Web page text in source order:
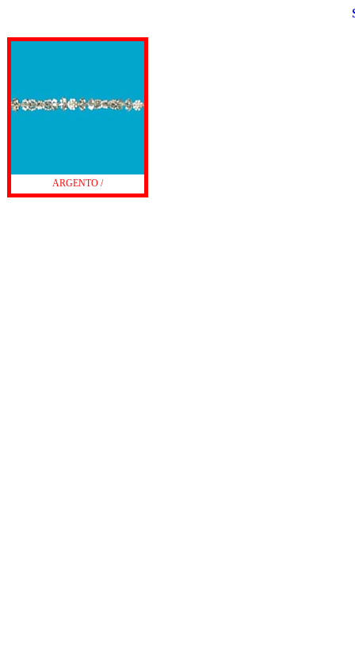
ARGENTO /